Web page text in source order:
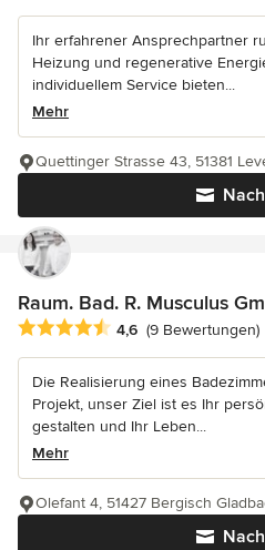
Ihr erfahrener Ansprechpartner
Heizung und regenerative
individuellem Service bieten...
Mehr
Quettinger Strasse 43, 51381
Raum. Bad. R. Musculus
Durchschnittliche Bewertung:
4,6 (9 Bewertungen)
Die Realisierung eines
Projekt, unser Ziel ist es Ihr
gestalten und Ihr Leben...
Mehr
Olefant 4, 51427 Bergisch